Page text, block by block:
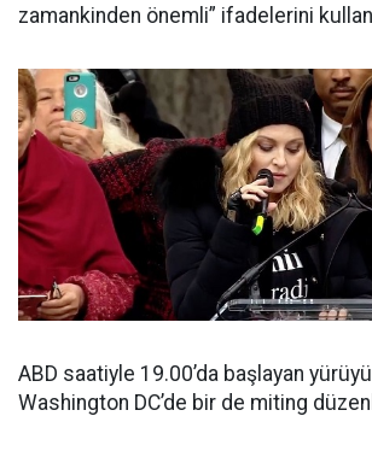
zamankinden önemli” ifadelerini
ABD saatiyle 19.00’da başlayan
Washington DC’de bir de miting